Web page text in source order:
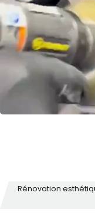
Rénovation